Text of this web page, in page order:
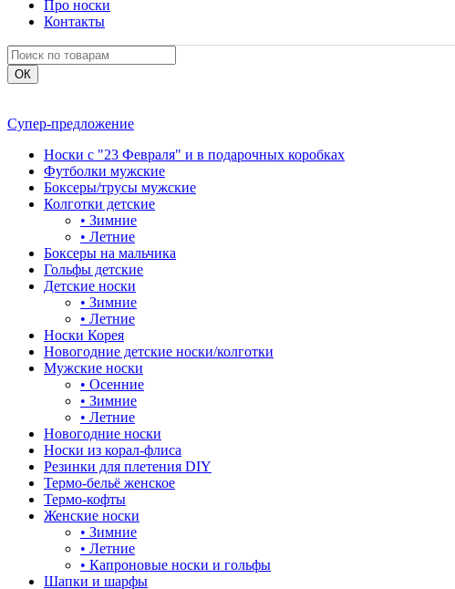
Про носки
Контакты
Супер-предложение
Носки с "23 Февраля" и в подарочных коробках
Футболки мужские
Боксеры/трусы мужские
Колготки детские
• Зимние
• Летние
Боксеры на мальчика
Гольфы детские
Детские носки
• Зимние
• Летние
Носки Корея
Новогодние детские носки/колготки
Мужские носки
• Осенние
• Зимние
• Летние
Новогодние носки
Носки из корал-флиса
Резинки для плетения DIY
Термо-бельё женское
Термо-кофты
Женские носки
• Зимние
• Летние
• Капроновые носки и гольфы
Шапки и шарфы